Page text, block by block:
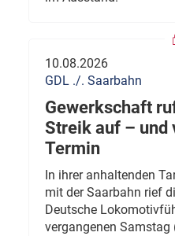
10.08.2026
GDL ./. Saarbahn
Gewerkschaft
Streik auf – und
Termin
In ihrer anhaltenden
mit der Saarbahn rief
Deutsche
vergangenen